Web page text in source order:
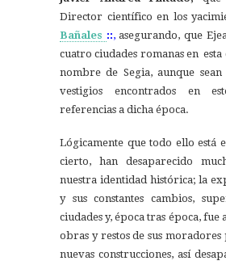
Director científico en los
Bañales ::,asegurando, que
cuatro ciudades romanas en esta
nombre de Segia, aunque
vestigios encontrados en
referencias a dicha época.
Lógicamente que todo ello está
cierto, han desaparecido
nuestra identidad histórica; la
y sus constantes cambios,
ciudades y, época tras época, fue
obras y restos de sus moradores
nuevas construcciones, así